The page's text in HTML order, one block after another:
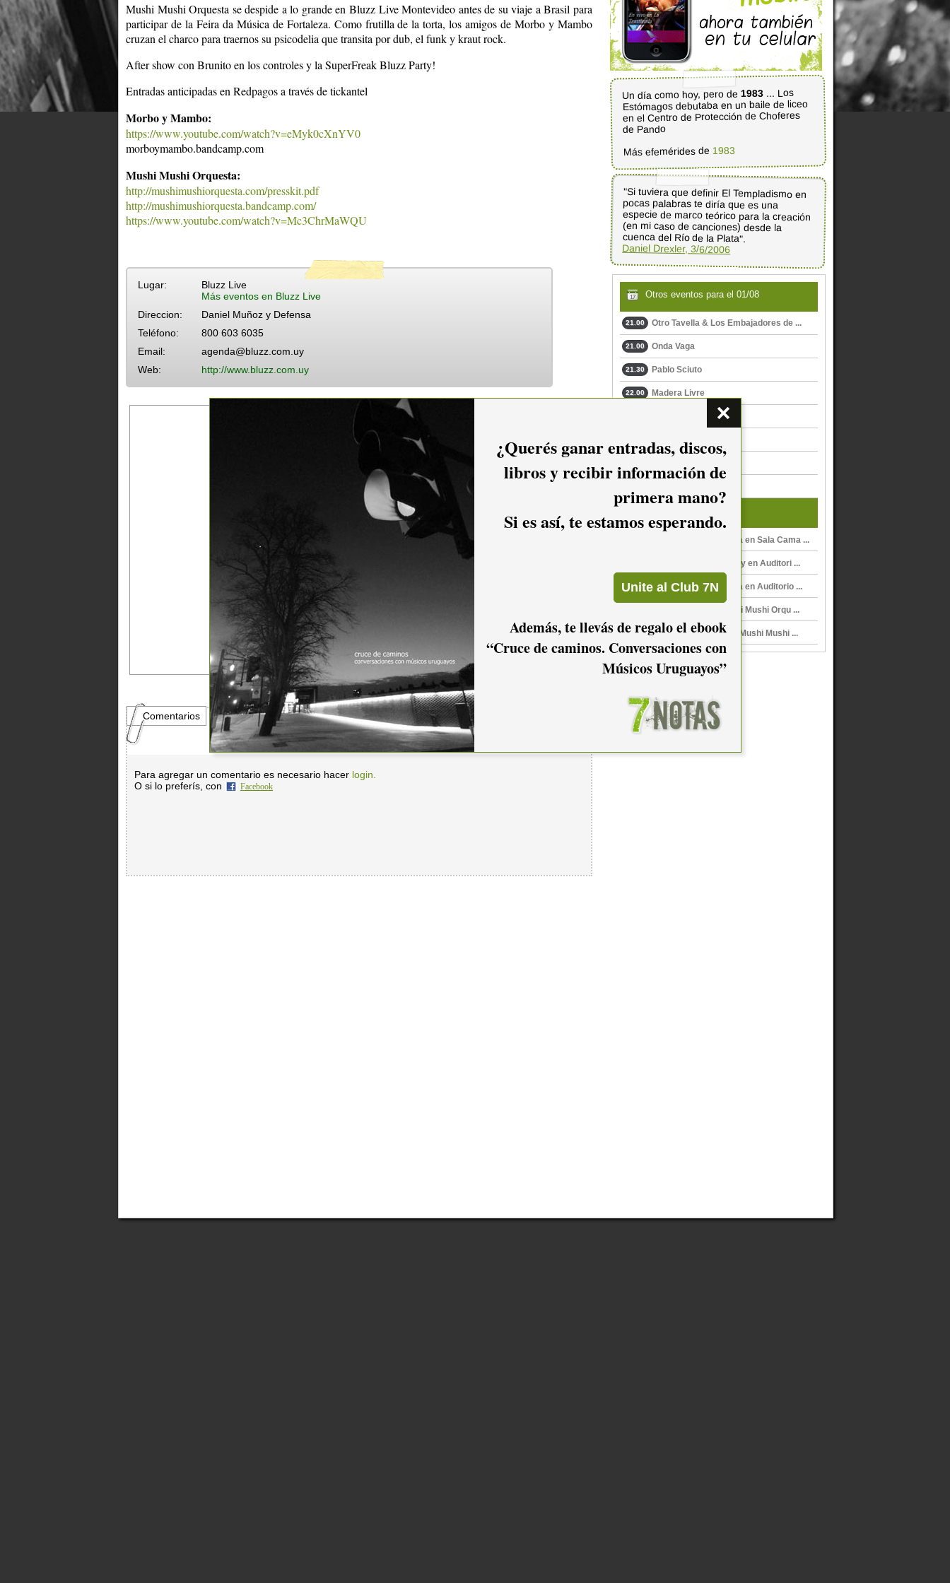
Mushi Mushi Orquesta se despide a lo grande en Bluzz Live Montevideo antes de su viaje a Brasil para
participar de la Feira da Música de Fortaleza. Como frutilla de la torta, los amigos de Morbo y Mambo
cruzan el charco para traernos su psicodelia que transita por dub, el funk y kraut rock.
After show con Brunito en los controles y la SuperFreak Bluzz Party!
Entradas anticipadas en Redpagos a través de tickantel
Morbo y Mambo:
https://www.youtube.com/watch?v=eMyk0cXnYV0
morboymambo.bandcamp.com
Mushi Mushi Orquesta:
http://mushimushiorquesta.com/presskit.pdf
http://mushimushiorquesta.bandcamp.com/
https://www.youtube.com/watch?v=Mc3ChrMaWQU
Lugar:
Bluzz Live
Más eventos en Bluzz Live
Direccion:
Daniel Muñoz y Defensa
Teléfono:
800 603 6035
Email:
agenda@bluzz.com.uy
Web:
http://www.bluzz.com.uy
Comentarios
Para agregar un comentario es necesario hacer login.
O si lo preferís, con
Facebook
Un día como hoy, pero de1983 ... Los
Estómagos debutaba en un baile de liceo
en el Centro de Protección de Choferes
de Pando
Más efemérides de 1983
"Si tuviera que definir El Templadismo en
pocas palabras te diría que es una
especie de marco teórico para la creación
(en mi caso de canciones) desde la
cuenca del Río de la Plata".
Daniel Drexler, 3/6/2006
Otros eventos para el 01/08
21.00 Otro Tavella & Los Embajadores de ...
21.00 Onda Vaga
21.30 Pablo Sciuto
22.00 Madera Livre
Fabián Marquisio
Mushi Mushi Orquesta en Sala Cama ...
Montevideo Sound City en Auditori ...
Mushi Mushi Orquesta en Auditorio ...
Ojos del Cielo & Mushi Mushi Orqu ...
Sabe en La Menor, de Mushi Mushi ...
¿Querés ganar entradas, discos,
libros y recibir información de
primera mano?
Si es así, te estamos esperando.
Además, te llevás de regalo el ebook
“Cruce de caminos. Conversaciones con
Músicos Uruguayos”